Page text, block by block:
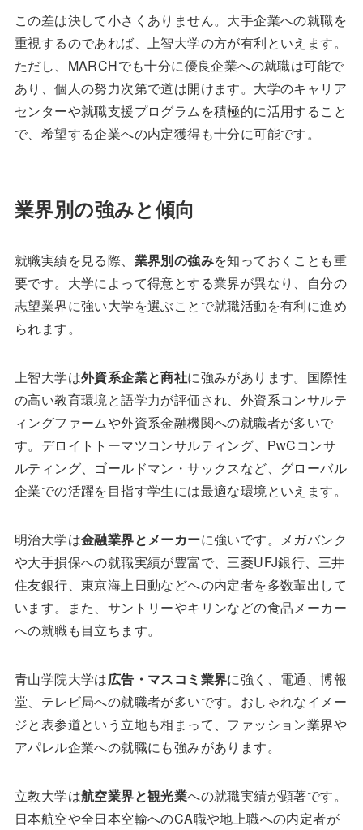
この差は決して小さくありません。大手企業への就職を
重視するのであれば、上智大学の方が有利といえます。
ただし、MARCHでも十分に優良企業への就職は可能で
あり、個人の努力次第で道は開けます。大学のキャリア
センターや就職支援プログラムを積極的に活用すること
で、希望する企業への内定獲得も十分に可能です。
業界別の強みと傾向
就職実績を見る際、 業界別の強みを知っておくことも重
要です。大学によって得意とする業界が異なり、自分の
志望業界に強い大学を選ぶことで就職活動を有利に進め
られます。
上智大学は外資系企業と商社に強みがあります。国際性
の高い教育環境と語学力が評価され、外資系コンサルテ
ィングファームや外資系金融機関への就職者が多いで
す。デロイトトーマツコンサルティング、PwCコンサ
ルティング、ゴールドマン・サックスなど、グローバル
企業での活躍を目指す学生には最適な環境といえます。
明治大学は金融業界とメーカーに強いです。メガバンク
や大手損保への就職実績が豊富で、三菱UFJ銀行、三井
住友銀行、東京海上日動などへの内定者を多数輩出して
います。また、サントリーやキリンなどの食品メーカー
への就職も目立ちます。
青山学院大学は広告・マスコミ業界に強く、電通、博報
堂、テレビ局への就職者が多いです。おしゃれなイメー
ジと表参道という立地も相まって、ファッション業界や
アパレル企業への就職にも強みがあります。
立教大学は航空業界と観光業への就職実績が顕著です。
日本航空や全日本空輸へのCA職や地上職への内定者が